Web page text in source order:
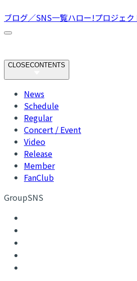
ブログ／SNS一覧ハロー!プロジェ
CLOSECONTENTS
News
Schedule
Regular
Concert / Event
Video
Release
Member
FanClub
GroupSNS